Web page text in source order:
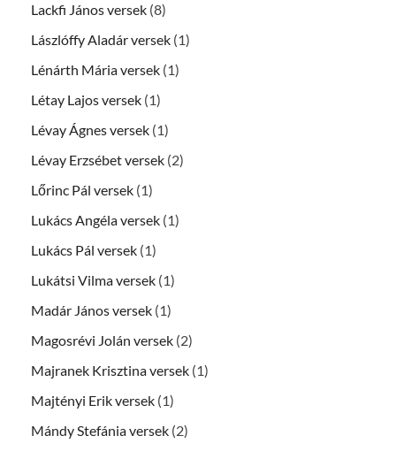
Lackfi János versek (8)
Lászlóffy Aladár versek (1)
Lénárth Mária versek (1)
Létay Lajos versek (1)
Lévay Ágnes versek (1)
Lévay Erzsébet versek (2)
Lőrinc Pál versek (1)
Lukács Angéla versek (1)
Lukács Pál versek (1)
Lukátsi Vilma versek (1)
Madár János versek (1)
Magosrévi Jolán versek (2)
Majranek Krisztina versek (1)
Majtényi Erik versek (1)
Mándy Stefánia versek (2)